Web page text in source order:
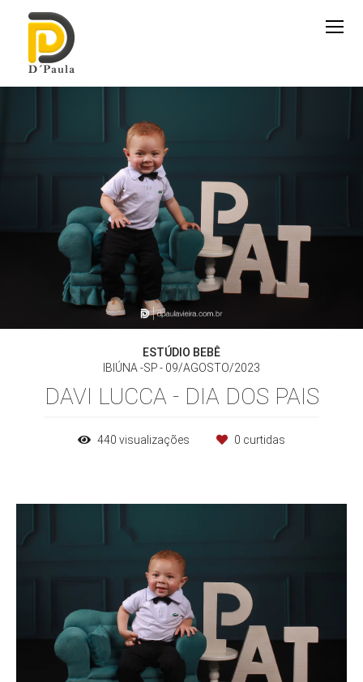
ESTÚDIO BEBÊ
IBIÚNA -SP
09/AGOSTO/2023
DAVI LUCCA - DIA DOS PAIS
440 visualizações 0 curtidas